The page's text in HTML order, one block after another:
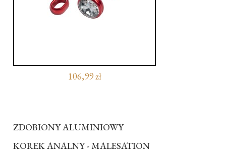
106,99 zł
ZDOBIONY ALUMINIOWY
KOREK ANALNY - MALESATION